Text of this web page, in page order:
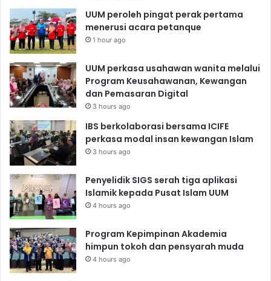
UUM peroleh pingat perak pertama
menerusi acara petanque
1 hour ago
UUM perkasa usahawan wanita melalui
Program Keusahawanan, Kewangan
dan Pemasaran Digital
3 hours ago
IBS berkolaborasi bersama ICIFE
perkasa modal insan kewangan Islam
3 hours ago
Penyelidik SIGS serah tiga aplikasi
Islamik kepada Pusat Islam UUM
4 hours ago
Program Kepimpinan Akademia
himpun tokoh dan pensyarah muda
4 hours ago